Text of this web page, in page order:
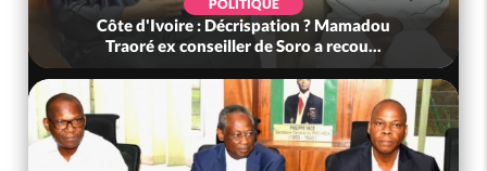
POLITIQUE
Côte d'Ivoire : Décrispation ? Mamadou
Traoré ex conseiller de Soro a recou...